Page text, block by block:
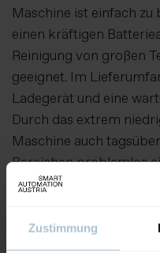
Zustimmung
Maschine ist einfach
einen kräftigen
Reinigung von großen
geeignet. Im
Ladegerät und eine
Durch das extrem
Maschine auch
Bereichen problemlos
Aussteller: